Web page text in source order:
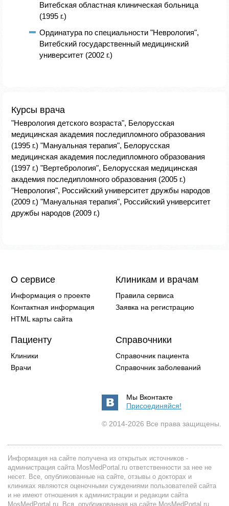
Витебская областная клиническая больница
(1995 г.)
Ординатура по специальности "Неврология",
Витебский государственный медицинский
университет (2002 г.)
Курсы врача
"Неврология детского возраста", Белорусская
медицинская академия последипломного образования
(1995 г.) "Мануальная терапия", Белорусская
медицинская академия последипломного образования
(1997 г.) "Вертебрология", Белорусская медицинская
академия последипломного образования (2005 г.)
"Неврология", Российский университет дружбы народов
(2009 г.) "Мануальная терапия", Российский университет
дружбы народов (2009 г.)
О сервисе
Информация о проекте
Контактная информация
HTML карты сайта
Клиникам и врачам
Правила сервиса
Заявка на регистрацию
Пациенту
Клиники
Врачи
Справочники
Справочник пациента
Справочник заболеваний
Мы Вконтакте
Присоединяйся!
© 2014-2026 Все права защищены.
Информация на сайте получена из открытых источников -
администрация сайта MosMedPortal.ru ответственности за нее не
несет. Все, опубликованные на сайте, отзывы о докторах и
клиниках являются оценочными суждениями пользователей сайта
и не имеют отношения к администрации и редакции сайта
MosMedPortal.ru. Вся, опубликованная на сайте MosMedPortal.ru,